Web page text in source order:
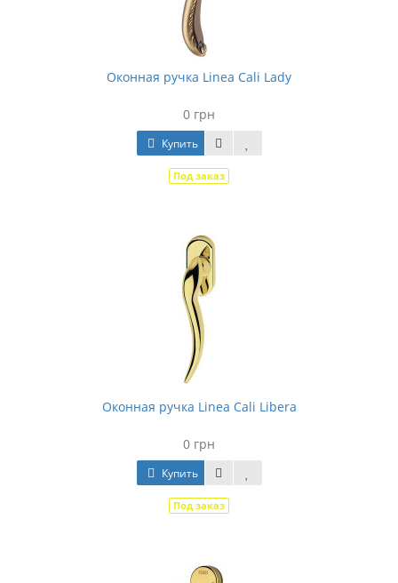
Оконная ручка Linea Cali Lady
0 грн
Купить
Под заказ
Оконная ручка Linea Cali Libera
0 грн
Купить
Под заказ